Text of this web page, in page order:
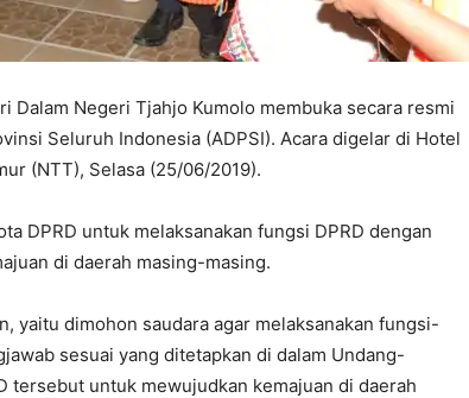
Dalam Negeri Tjahjo Kumolo membuka secara resmi
Seluruh Indonesia (ADPSI). Acara digelar di Hotel
(NTT), Selasa (25/06/2019).
DPRD untuk melaksanakan fungsi DPRD dengan
di daerah masing-masing.
yaitu dimohon saudara agar melaksanakan fungsi-
sesuai yang ditetapkan di dalam Undang-
tersebut untuk mewujudkan kemajuan di daerah